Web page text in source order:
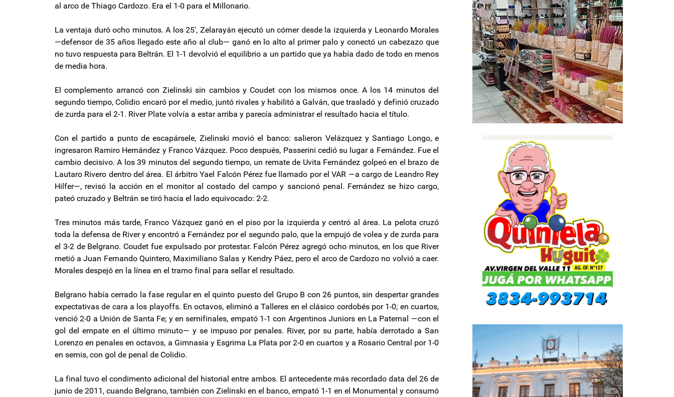
al arco de Thiago Cardozo. Era el 1-0 para el Millonario.
La ventaja duró ocho minutos. A los 25′, Zelarayán ejecutó un córner desde la izquierda y Leonardo Morales
—defensor de 35 años llegado este año al club— ganó en lo alto al primer palo y conectó un cabezazo que
no tuvo respuesta para Beltrán. El 1-1 devolvió el equilibrio a un partido que ya había dado de todo en menos
de media hora.
El complemento arrancó con Zielinski sin cambios y Coudet con los mismos once. A los 14 minutos del
segundo tiempo, Colidio encaró por el medio, juntó rivales y habilitó a Galván, que trasladó y definió cruzado
de zurda para el 2-1. River Plate volvía a estar arriba y parecía administrar el resultado hacia el título.
Con el partido a punto de escapársele, Zielinski movió el banco: salieron Velázquez y Santiago Longo, e
ingresaron Ramiro Hernández y Franco Vázquez. Poco después, Passerini cedió su lugar a Fernández. Fue el
cambio decisivo. A los 39 minutos del segundo tiempo, un remate de Uvita Fernández golpeó en el brazo de
Lautaro Rivero dentro del área. El árbitro Yael Falcón Pérez fue llamado por el VAR —a cargo de Leandro Rey
Hilfer—, revisó la acción en el monitor al costado del campo y sancionó penal. Fernández se hizo cargo,
pateó cruzado y Beltrán se tiró hacia el lado equivocado: 2-2.
Tres minutos más tarde, Franco Vázquez ganó en el piso por la izquierda y centró al área. La pelota cruzó
toda la defensa de River y encontró a Fernández por el segundo palo, que la empujó de volea y de zurda para
el 3-2 de Belgrano. Coudet fue expulsado por protestar. Falcón Pérez agregó ocho minutos, en los que River
metió a Juan Fernando Quintero, Maximiliano Salas y Kendry Páez, pero el arco de Cardozo no volvió a caer.
Morales despejó en la línea en el tramo final para sellar el resultado.
Belgrano había cerrado la fase regular en el quinto puesto del Grupo B con 26 puntos, sin despertar grandes
expectativas de cara a los playoffs. En octavos, eliminó a Talleres en el clásico cordobés por 1-0; en cuartos,
venció 2-0 a Unión de Santa Fe; y en semifinales, empató 1-1 con Argentinos Juniors en La Paternal —con el
gol del empate en el último minuto— y se impuso por penales. River, por su parte, había derrotado a San
Lorenzo en penales en octavos, a Gimnasia y Esgrima La Plata por 2-0 en cuartos y a Rosario Central por 1-0
en semis, con gol de penal de Colidio.
La final tuvo el condimento adicional del historial entre ambos. El antecedente más recordado data del 26 de
junio de 2011, cuando Belgrano, también con Zielinski en el banco, empató 1-1 en el Monumental y consumó